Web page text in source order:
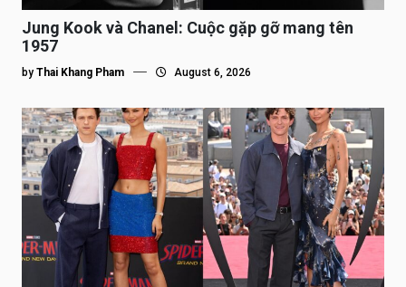
Jung Kook và Chanel: Cuộc gặp gỡ mang tên
1957
by Thai Khang Pham August 6, 2026